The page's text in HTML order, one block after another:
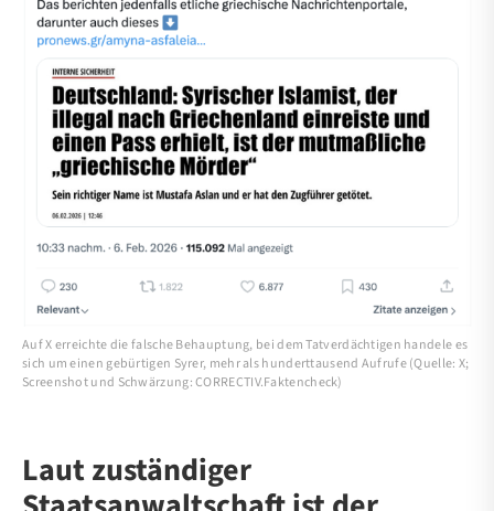
Auf X erreichte die falsche Behauptung, bei dem Tatverdächtigen handele es
sich um einen gebürtigen Syrer, mehr als hunderttausend Aufrufe (Quelle: X;
Screenshot und Schwärzung: CORRECTIV.Faktencheck)
Laut zuständiger